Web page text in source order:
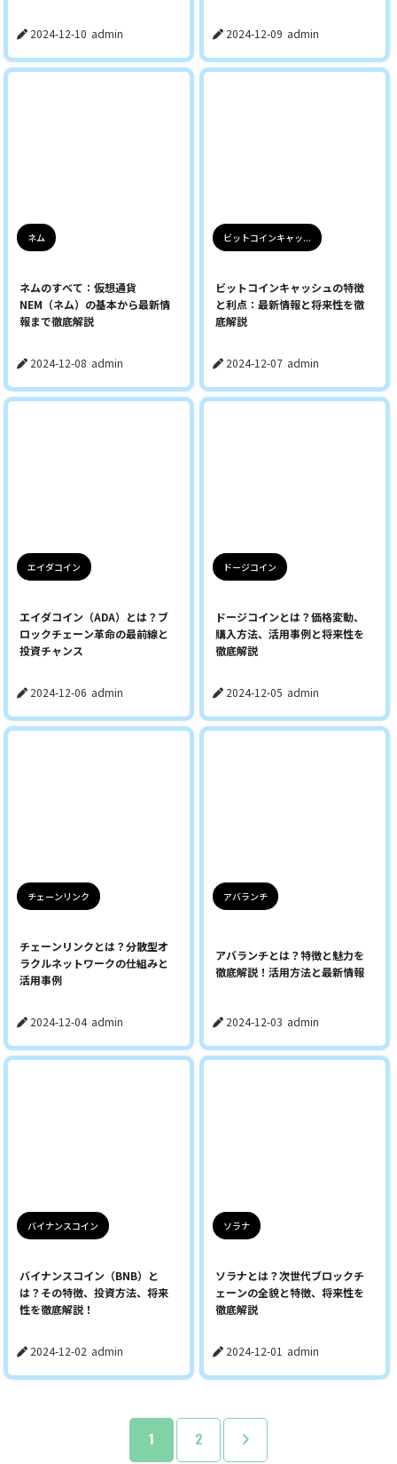
2024-12-10 admin 2024-12-09 admin
ネム
ネムのすべて：仮想通貨
NEM（ネム）の基本から最新情
報まで徹底解説
2024-12-08 admin
ビットコインキャッ...
ビットコインキャッシュの特徴
と利点：最新情報と将来性を徹
底解説
2024-12-07 admin
エイダコイン
エイダコイン（ADA）とは？ブ
ロックチェーン革命の最前線と
投資チャンス
2024-12-06 admin
ドージコイン
ドージコインとは？価格変動、
購入方法、活用事例と将来性を
徹底解説
2024-12-05 admin
チェーンリンク
チェーンリンクとは？分散型オ
ラクルネットワークの仕組みと
活用事例
2024-12-04 admin
アバランチ
アバランチとは？特徴と魅力を
徹底解説！活用方法と最新情報
2024-12-03 admin
バイナンスコイン
バイナンスコイン（BNB）と
は？その特徴、投資方法、将来
性を徹底解説！
2024-12-02 admin
ソラナ
ソラナとは？次世代ブロックチ
ェーンの全貌と特徴、将来性を
徹底解説
2024-12-01 admin
1 2